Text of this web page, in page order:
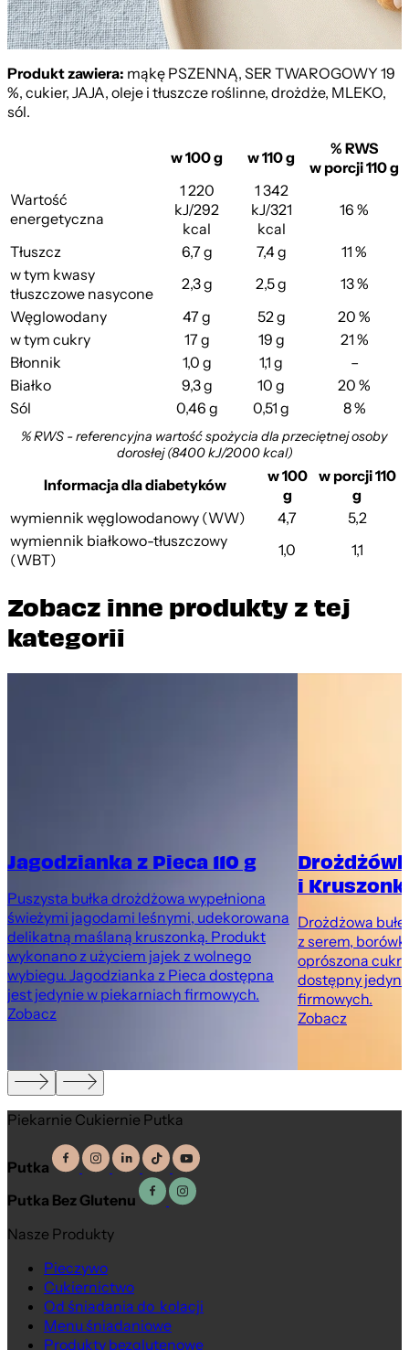
z Budyniem
Produkt zawiera: mąkę PSZENNĄ, SER TWAROGOWY 19
%, cukier, JAJA, oleje i tłuszcze roślinne, drożdże, MLEKO,
sól.
w 100 g w 110 g
% RWS
w porcji 110 g
Wartość
energetyczna
1 220
kJ/292
kcal
1 342
kJ/321
kcal
16 %
Tłuszcz 6,7 g 7,4 g
11 %
w tym kwasy
tłuszczowe nasycone
2,3 g 2,5 g
13 %
Węglowodany
47 g 52 g
20 %
w tym cukry
17 g 19 g
21 %
Błonnik
1,0 g 1,1 g
–
Białko
9,3 g 10 g
20 %
Sól
0,46 g 0,51 g 8 %
% RWS - referencyjna wartość spożycia dla przeciętnej osoby
dorosłej (8400 kJ/2000 kcal)
Informacja dla diabetyków
w 100
g
w porcji 110
g
wymiennik węglowodanowy (WW)
4,7
5,2
wymiennik białkowo-tłuszczowy
(WBT)
1,0 1,1
Zobacz inne produkty z tej
kategorii
Jagodzianka z Pieca 110 g
Puszysta bułka drożdżowa wypełniona
świeżymi jagodami leśnymi, udekorowana
delikatną maślaną kruszonką. Produkt
wykonano z użyciem jajek z wolnego
wybiegu. Jagodzianka z Pieca dostępna
jest jedynie w piekarniach firmowych.
Zobacz
i
Drożdżowa
z serem,
oprószona
dostępny
firmowych.
Zobacz
Piekarnie Cukiernie Putka
Putka
Putka Bez Glutenu
Nasze Produkty
Pieczywo
Cukiernictwo
Od śniadania do kolacji
Menu śniadaniowe
Produkty bezglutenowe